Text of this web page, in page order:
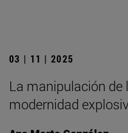
03 | 11 | 2025
La manipulación de
modernidad